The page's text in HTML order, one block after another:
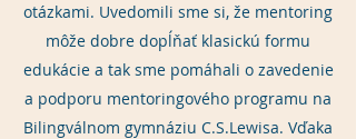
otázkami. Uvedomili sme si, že mentoring
môže dobre dopĺňať klasickú formu
edukácie a tak sme pomáhali o zavedenie
a podporu mentoringového programu na
Bilingválnom gymnáziu C.S.Lewisa. Vďaka